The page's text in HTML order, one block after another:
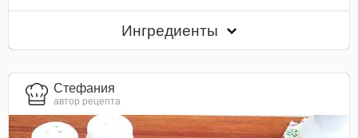
Ингредиенты
Стефания
автор рецепта